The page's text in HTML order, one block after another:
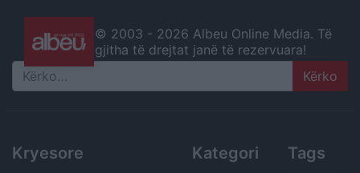
© 2003 - 2026 Albeu Online Media. Të
gjitha të drejtat janë të rezervuara!
Search
Kryesore Kategori Tags